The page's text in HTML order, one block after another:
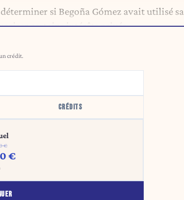
si Begoña Gómez avait utilisé sa
certains intérêts privés.
crédit.
CRÉDITS
€
€